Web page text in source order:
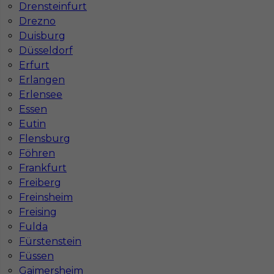
Drensteinfurt
Drezno
Duisburg
Düsseldorf
Erfurt
Erlangen
Erlensee
Essen
Eutin
Flensburg
Föhren
Frankfurt
Freiberg
Freinsheim
Freising
Fulda
Fürstenstein
Füssen
Gaimersheim
Mapa ofert pracy
Mapa kategorii
Informacje w sprawie pracy
Telefon:793-577-977
Dane firmy
In-Serv Team Sp. z o.o.